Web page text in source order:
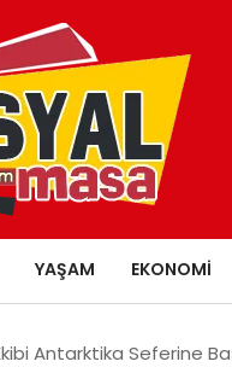
YAŞAM EKONOMI
Antarktika Seferine